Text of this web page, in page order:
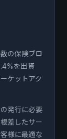
の保険ブロ
を出資
ケットアク
発行に必要
差したサー
様に最適な